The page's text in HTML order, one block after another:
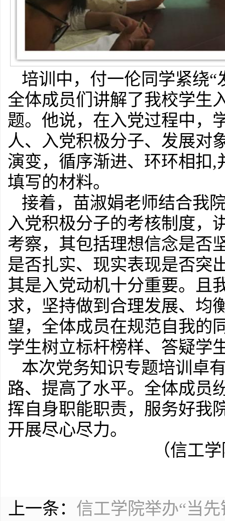
培训中，付一伦同学紧绕
全体成员们讲解了我校学生
题。他说，在入党过程中，
人、入党积极分子、发展对
演变，循序渐进、环环相扣
填写的材料。
接着，苗淑娟老师结合我
入党积极分子的考核制度，
考察，其包括理想信念是否
是否扎实、现实表现是否突
其是入党动机十分重要。且
求，坚持做到合理发展、均
望，全体成员在规范自我的
学生树立标杆榜样、答疑学
本次党务知识专题培训卓
路、提高了水平。全体成员
挥自身职能职责，服务好我
开展尽心尽力。
（信工
上一条： 信工学院举办“当